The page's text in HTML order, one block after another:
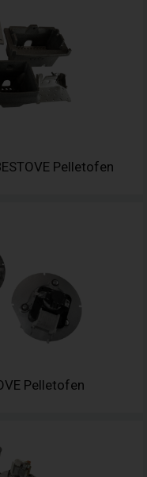
Pelletofen
Pelletofen